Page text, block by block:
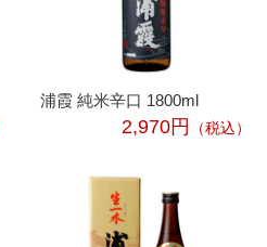
浦霞 純米辛口 1800ml
2,970円 （税込）